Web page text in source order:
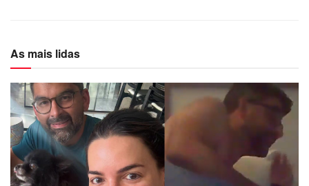
As mais lidas